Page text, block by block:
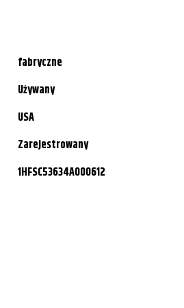
fabryczne
Używany
USA
Zarejestrowany
1HFSC53634A000612